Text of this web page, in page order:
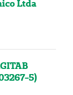
Ltda
5)